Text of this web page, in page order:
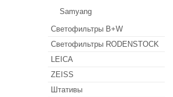
Samyang
Светофильтры B+W
Светофильтры RODENSTOCK
LEICA
ZEISS
Штативы